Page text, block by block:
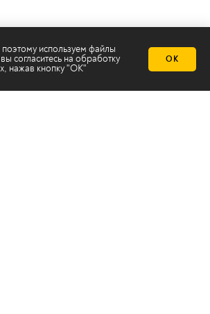
используем файлы
согласитесь на обработку
, нажав кнопку "ОК"
ОК